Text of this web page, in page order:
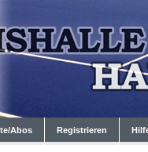
Abos Registrieren